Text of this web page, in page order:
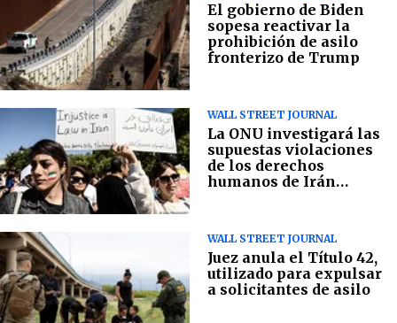
El gobierno de Biden
sopesa reactivar la
prohibición de asilo
fronterizo de Trump
WALL STREET JOURNAL
La ONU investigará las
supuestas violaciones
de los derechos
humanos de Irán
WALL STREET JOURNAL
Juez anula el Título 42,
utilizado para expulsar
a solicitantes de asilo